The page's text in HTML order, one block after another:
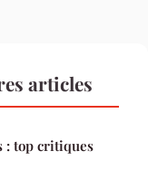
articles
: top critiques